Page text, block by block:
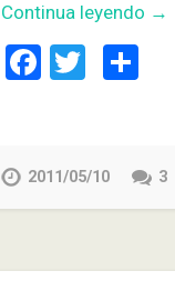
Continua leyendo →
Facebook
Twitter
2011/05/10 3